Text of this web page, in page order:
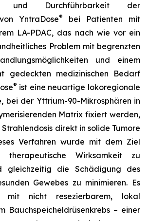
und Durchführbarkeit der
YntraDose®
bei Patienten mit
LA-PDAC, das nach wie vor ein
Problem mit begrenzten
und einem
gedeckten medizinischen Bedarf
® ist eine neuartige lokoregionale
bei der Yttrium-90-Mikrosphären in
Matrix fixiert werden,
direkt in solide Tumore
Verfahren wurde mit dem Ziel
therapeutische Wirksamkeit zu
gleichzeitig die Schädigung des
Gewebes zu minimieren. Es
mit nicht resezierbarem, lokal
Bauchspeicheldrüsenkrebs – einer